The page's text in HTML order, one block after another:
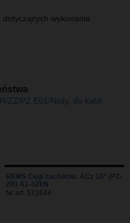
wykonania
ZZ/PZ E01/Noży. do kabli
REMS Cęgi zaciskow. ACz 16* (PZ-
2B) A1-32kN
Nr art. 572644